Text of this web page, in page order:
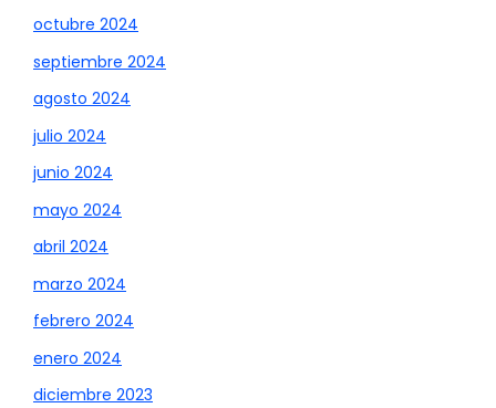
octubre 2024
septiembre 2024
agosto 2024
julio 2024
junio 2024
mayo 2024
abril 2024
marzo 2024
febrero 2024
enero 2024
diciembre 2023